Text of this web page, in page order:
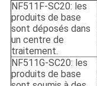
NF511F-SC20: les
produits de base
sont déposés dans
un centre de
traitement.
NF511G-SC20: les
produits de base